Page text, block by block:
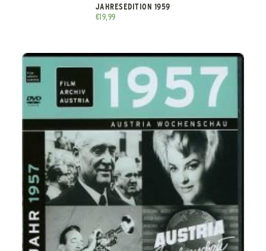
JAHRESEDITION 1959
€19,99